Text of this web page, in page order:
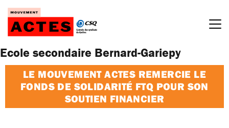
Passer
contenu
Ecole secondaire Bernard-Gariepy
LE MOUVEMENT ACTES REMERCIE LE
FONDS DE SOLIDARITÉ FTQ POUR SON
SOUTIEN FINANCIER